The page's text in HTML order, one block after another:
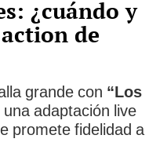
¿cuándo y
de
grande con “Los
una adaptación live
promete fidelidad a